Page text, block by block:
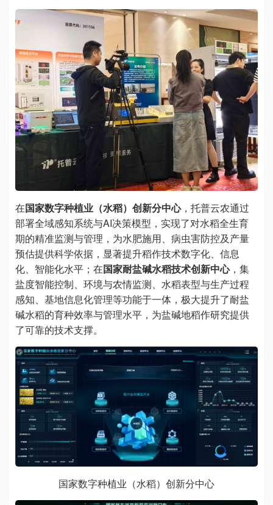
在国家数字种植业（水稻）创新分中心，托普云农通过
部署全域感知系统与AI决策模型，实现了对水稻全生育
期的精准监测与管理，为水肥施用、病虫害防控及产量
预估提供科学依据，显著提升稻作技术数字化、信息
化、智能化水平；在国家耐盐碱水稻技术创新中心，集
盐度智能控制、环境与农情监测、水稻表型与生产过程
感知、基地信息化管理等功能于一体，极大提升了耐盐
碱水稻的育种效率与管理水平，为盐碱地稻作研究提供
了可靠的技术支撑。
国家数字种植业（水稻）创新分中心